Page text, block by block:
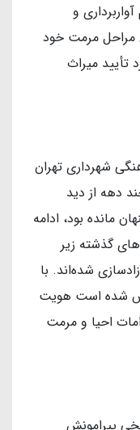
و
مراحل مرمت خود
تأیید میراث
شهرداری تهران
دهه از دید
مانده بود، ادامه
گذشته زیر
شده‌اند. با
شده است هویت
احیا و مرمت
پیرامونش